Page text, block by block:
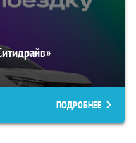
ПОДРОБНЕЕ